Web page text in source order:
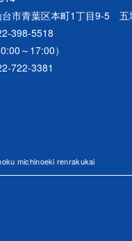
台市青葉区本町1丁目9-5 五
398-5518
～17:00）
722-3381
michinoeki renrakukai